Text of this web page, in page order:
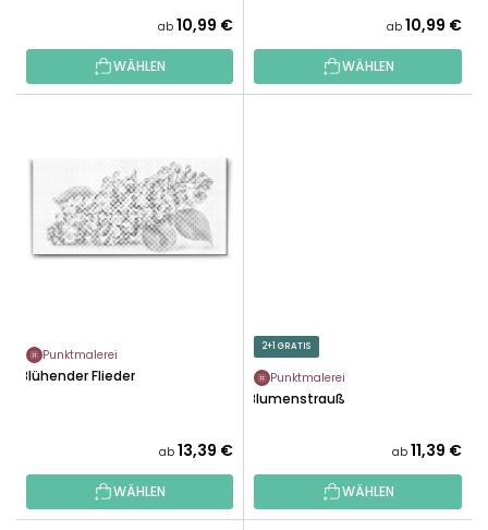
T
ab 10,99 €
WÄHLEN
ab 10,99 €
WÄHLEN
Punktmalerei
Blühender Flieder
ab 13,39 €
WÄHLEN
2+1 GRATIS
Punktmalerei
Blumenstrauß
ab 11,39 €
WÄHLEN